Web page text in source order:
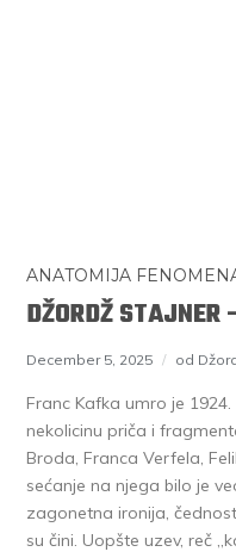
ANATOMIJA
DŽORDŽ
December 5, 2025 od
Franc Kafka umro je
nekolicinu priča i
Broda, Franca Verfela,
sećanje na njega bilo je
zagonetna ironija,
su čini. Uopšte uzev, reč